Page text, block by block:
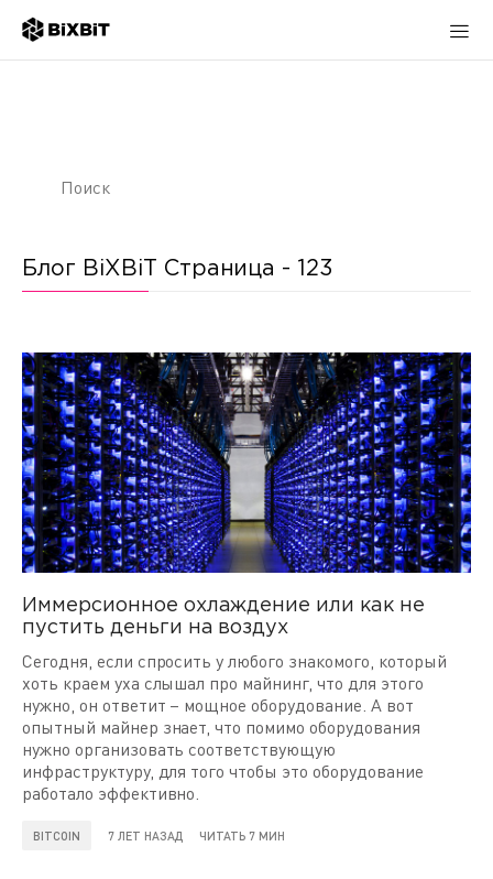
Блог BiXBiT Страница - 123
Иммерсионное охлаждение или как не
пустить деньги на воздух
Сегодня, если спросить у любого знакомого, который
хоть краем уха слышал про майнинг, что для этого
нужно, он ответит – мощное оборудование. А вот
опытный майнер знает, что помимо оборудования
нужно организовать соответствующую
инфраструктуру, для того чтобы это оборудование
работало эффективно.
BITCOIN 7 ЛЕТ НАЗАД ЧИТАТЬ 7 МИН